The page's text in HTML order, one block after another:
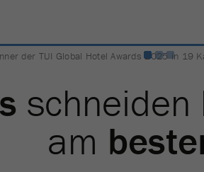
der TUI Global Hotel Awards 2025 in 19
schneiden
am